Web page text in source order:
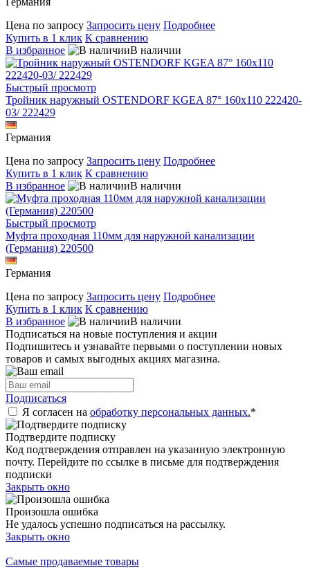
Цена по запросу Запросить цену Подробнее
Купить в 1 клик К сравнению
В избранное
В наличии
Быстрый просмотр
Тройник наружный OSTENDORF KGEA 87° 160х110 222420-
03/ 222429
Германия
Цена по запросу Запросить цену Подробнее
Купить в 1 клик К сравнению
В избранное
В наличии
Быстрый просмотр
Муфта проходная 110мм для наружной канализации
(Германия) 220500
Германия
Цена по запросу Запросить цену Подробнее
Купить в 1 клик К сравнению
В избранное
В наличии
Подписаться на новые поступления и акции
Подпишитесь и узнавайте первыми о поступлении новых
товаров и самых выгодных акциях магазина.
Подписаться
Я согласен на обработку персональных данных.*
Подтвердите подписку
Код подтверждения отправлен на указанную электронную
почту. Перейдите по ссылке в письме для подтверждения
подписки
Закрыть окно
Произошла ошибка
Не удалось успешно подписаться на рассылку.
Закрыть окно
Самые продаваемые товары